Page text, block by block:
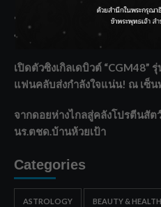
“สุริยะ” สั่งกรมชลฯ เฝ้าระวังน้ำ
บริหารเชิงรุกลดเสี่ยงน้ำท่วม
เปิดตัวซิงเกิลเดบิวต์ “CGM48”
แฟนคลับส่งกำลังใจแน่น! ณ เซ็น
จากดอยห่างไกลสู่คลังโปรตีนสั
นร.ตชด.บ้านห้วยเป้า
Categories
ASTROLOGY BEAUTY & HEALTH